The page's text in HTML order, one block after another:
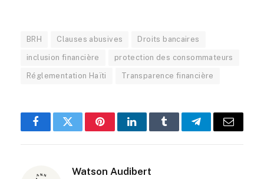
BRH Clauses abusives Droits bancaires
inclusion financière protection des consommateurs
Réglementation Haïti Transparence financière
FacebookTwitterPinterestLinkedInTumblrTelegramEmail
Watson Audibert